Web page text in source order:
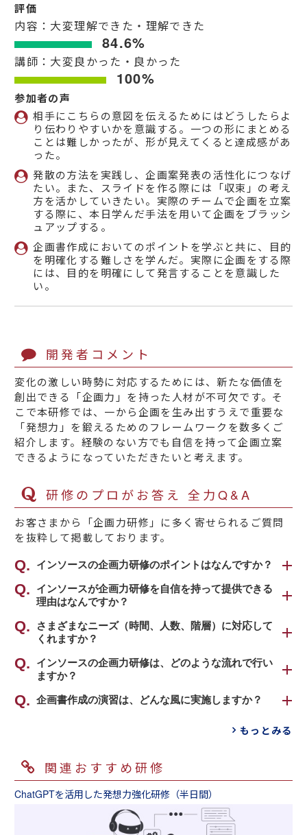
評価
内容：大変理解できた・理解できた
84.6%
講師：大変良かった・良かった
100%
参加者の声
相手にこちらの意図を伝えるためにはどうしたらよ
り伝わりやすいかを意識する。一つの形にまとめる
ことは難しかったが、形が見えてくると達成感があ
った。
発散の方法を実践し、企画案発表の活性化につなげ
たい。また、スライドを作る際には「収束」の考え
方を活かしていきたい。実際のチームで企画を立案
する際に、本日学んだ手法を用いて企画をブラッシ
ュアップする。
企画書作成においてのポイントを学ぶと共に、目的
を明確化する難しさを学んだ。実際に企画をする際
には、目的を明確にして発言することを意識した
い。
開発者コメント
変化の激しい時勢に対応するためには、新たな価値を
創出できる「企画力」を持った人材が不可欠です。そ
こで本研修では、一から企画を生み出すうえで重要な
「発想力」を鍛えるためのフレームワークを数多くご
紹介します。経験のない方でも自信を持って企画立案
できるようになっていただきたいと考えます。
研修のプロがお答え 全力Q&A
お客さまから「企画力研修」に多く寄せられるご質問
を抜粋して掲載しております。
インソースの企画力研修のポイントはなんですか？
アイデアを出し、企画書という形に具体化した
うえ、関係者を説得する力を磨きあげていただ
くことを目指す研修です。具体的なポイントは
以下の4つです。
①トータルにバランスよく企画が立てられる点
着想を万人が納得する企画書にバランスよくま
とめあげていく方法が学べる点にあります。ど
がベースだったり、費用や時間がかかりすぎる
②なぜその企画を実現すべきか徹底的に考える
企画書の中でも現状調査を重視します。具体的
に根拠データを収集し、それを踏まえて内容を
考えていく点を重視しています。数値分析手法
インソースが企画力研修を自信を持って提供できる
理由はなんですか？
インソースの創業メンバーは都市銀行で組織の
壁、既存事業の壁と戦いながら多数の新規事業
や新商品を世に送り出してきた実績がありま
す。また、企画力研修を担当する講師陣も実際
ンバーです。
リアリティに溢れる講義が弊社では可能です。
企画では、現場で簡単に論破され、まず、実
行、実現されません。アイデアを企画にまと
め、紙に落とし、どうやって人を動かし、実現
するかまで踏み込んで一緒に考えていける点が
インソースの強みです。
さまざまなニーズ（時間、人数、階層）に対応して
くれますか？
もちろん対応いたします。実施時間、参加人
数、参加階層等、最大限ご要望に対応いたしま
す。事業変革を目的に管理職、事業部長クラス
を対象に３～１０日間かけて緻密に実施したこ
ともございます。また、アイデア出し中心で半
日のワークショップ（ミテモで実施）や、１０
加して企画を立てる大規模な研修を実施したこ
ともございます。弊社の営業担当者にご相談く
ださい。
インソースの企画力研修は、どのような流れで行い
ますか？
全体の流れとしては、前半で発想の出し方や企
選択されたテーマについて、グループ単位で企
具体的には、前半の講義では、企画のアイデア
の出し方、多角的にものをみる見方、企画書の
枠組みの順に進んでいきます。特に企画書の枠
組みについては、６つの場面について、それぞ
れポイントを説明していきます。
企画書作成の演習は、どんな風に実施しますか？
①最後の演習で実施する企画テーマを決まった
協議し、ある程度方向性をつけ、「弊社の〇〇
分野の新規事業として」や「住民の生活が豊か
になる企画として」などを事前課題として、受
講者のみなさんに先に考えてきてもらいます。
②演習開始の際に、講師が事前課題を踏まえ
もっとみる
関連おすすめ研修
ChatGPTを活用した発想力強化研修（半日間）